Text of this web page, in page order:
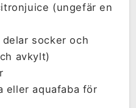
(ungefär en
socker och
avkylt)
eller aquafaba för